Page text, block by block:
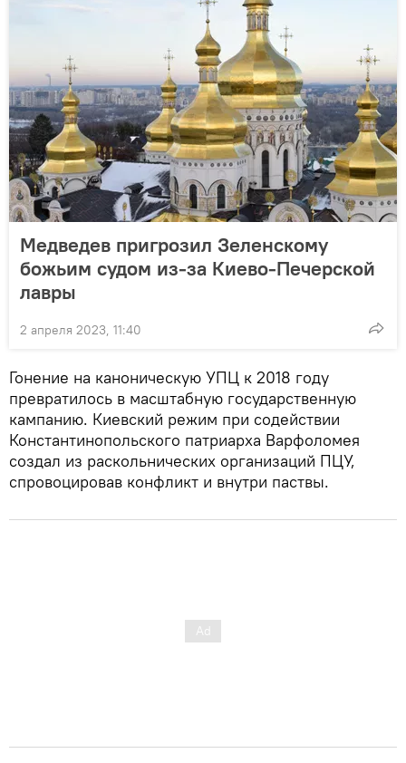
Медведев пригрозил Зеленскому
божьим судом из-за Киево-Печерской
лавры
2 апреля 2023, 11:40
Гонение на каноническую УПЦ к 2018 году
превратилось в масштабную государственную
кампанию. Киевский режим при содействии
Константинопольского патриарха Варфоломея
создал из раскольнических организаций ПЦУ,
спровоцировав конфликт и внутри паствы.